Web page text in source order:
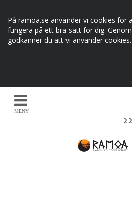
På ramoa.se använder vi cookies för
fungera på ett bra sätt för dig.
godkänner du att vi använder cookies.
MENY